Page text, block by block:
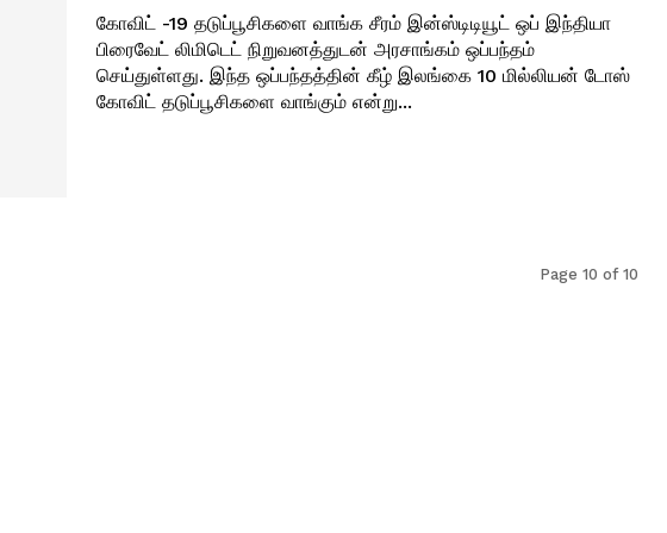
கோவிட் -19 தடுப்பூசிகளை வாங்க சீரம் இன்ஸ்டிடியூட் ஒப் இந்தியா
பிரைவேட் லிமிடெட் நிறுவனத்துடன் அரசாங்கம் ஒப்பந்தம்
செய்துள்ளது. இந்த ஒப்பந்தத்தின் கீழ் இலங்கை 10 மில்லியன் டோஸ்
கோவிட் தடுப்பூசிகளை வாங்கும் என்று...
Page 10 of 10